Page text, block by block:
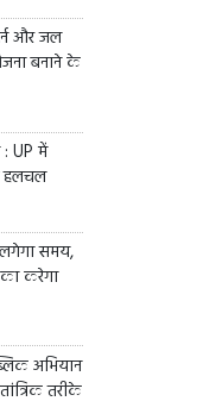
और जल
बनाने के
: UP में
हलचल
समय,
करेगा
अभियान
तरीके